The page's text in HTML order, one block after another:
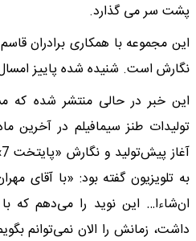
پشت سر می گذارد.
این مجموعه با همکاری برادران
نگارش است. شنیده شده پاییز
این خبر در حالی منتشر شده که
تولیدات طنز سیمافیلم در آخرین
به تلویزیون گفته بود: «با
ان‌شاءا… این نوید را می‌دهم که
داشت، زمانش را الان نمی‌توانم